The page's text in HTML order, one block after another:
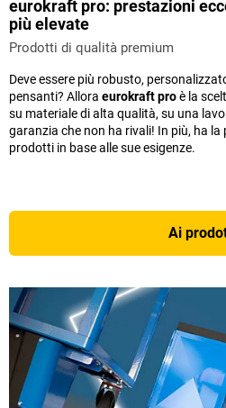
eurokraft pro: prestazioni
più elevate
Prodotti di qualità premium
Deve essere più robusto,
pensanti? Allora eurokraft proè la
su materiale di alta qualità, su una
garanzia che non ha rivali! In più, ha
prodotti in base alle sue esigenze.
Ai